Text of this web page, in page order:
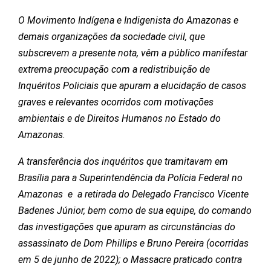
O Movimento Indígena e Indigenista do Amazonas e
demais organizações da sociedade civil, que
subscrevem a presente nota, vêm a público manifestar
extrema preocupação com a redistribuição de
Inquéritos Policiais que apuram a elucidação de casos
graves e relevantes ocorridos com motivações
ambientais e de Direitos Humanos no Estado do
Amazonas.
A transferência dos inquéritos que tramitavam em
Brasília para a Superintendência da Polícia Federal no
Amazonas e a retirada do Delegado Francisco Vicente
Badenes Júnior, bem como de sua equipe, do comando
das investigações que apuram as circunstâncias do
assassinato de Dom Phillips e Bruno Pereira (ocorridas
em 5 de junho de 2022); o Massacre praticado contra